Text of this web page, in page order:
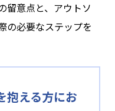
留意点と、アウトソ
の必要なステップを
える方にお